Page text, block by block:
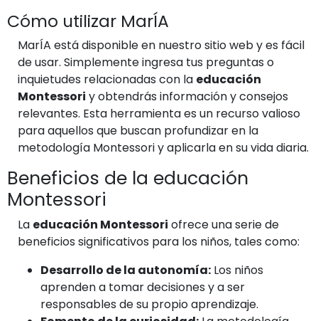
Cómo utilizar MarÍA
MarÍA está disponible en nuestro sitio web y es fácil
de usar. Simplemente ingresa tus preguntas o
inquietudes relacionadas con la educación
Montessori y obtendrás información y consejos
relevantes. Esta herramienta es un recurso valioso
para aquellos que buscan profundizar en la
metodología Montessori y aplicarla en su vida diaria.
Beneficios de la educación
Montessori
La educación Montessori ofrece una serie de
beneficios significativos para los niños, tales como:
Desarrollo de la autonomía: Los niños
aprenden a tomar decisiones y a ser
responsables de su propio aprendizaje.